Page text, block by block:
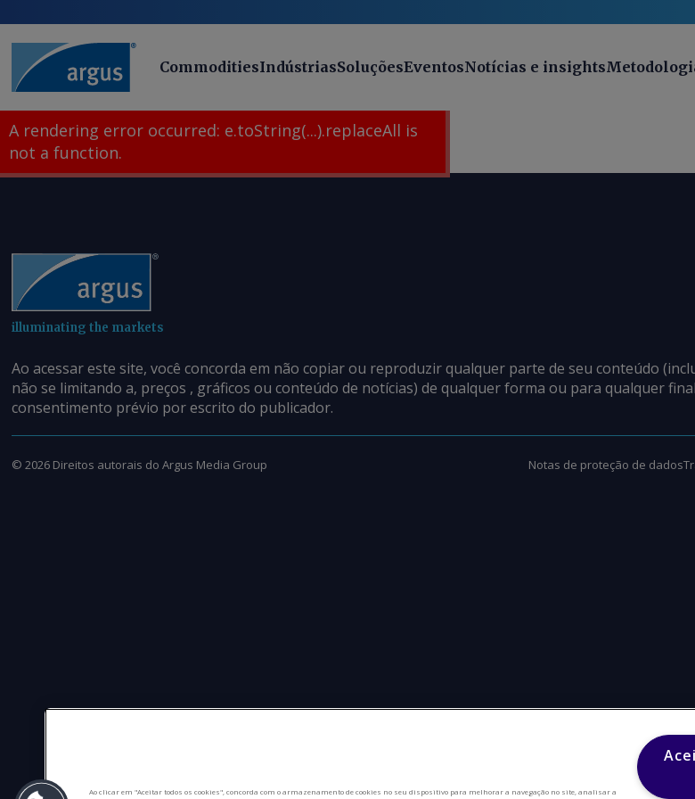
CommoditiesIndústriasSoluçõesEventosNotícias e insights
A rendering error occurred: e.toString(...).replaceAll is
not a function.
illuminating the markets
Ao acessar este site, você concorda em não copiar ou reproduzir qualquer parte de seu conteúdo
não se limitando a, preços , gráficos ou conteúdo de notícias) de qualquer forma ou para qualquer
consentimento prévio por escrito do publicador.
© 2026 Direitos autorais do Argus Media Group Notas de proteção de dados
Ao clicar em "Aceitar todos os cookies", concorda com o armazenamento de cookies no seu dispositivo para melhorar a navegação no site, analisar a